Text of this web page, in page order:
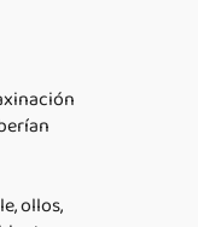
ollos,